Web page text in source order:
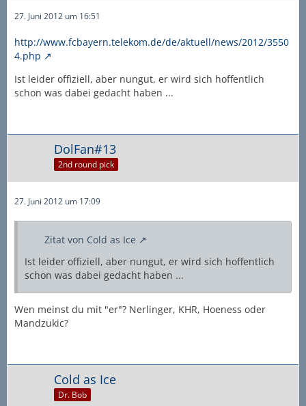
27. Juni 2012 um 16:51
http://www.fcbayern.telekom.de/de/aktuell/news/2012/3550
4.php
Ist leider offiziell, aber nungut, er wird sich hoffentlich
schon was dabei gedacht haben ...
DolFan#13
2nd round pick
27. Juni 2012 um 17:09
Zitat von Cold as Ice
Ist leider offiziell, aber nungut, er wird sich hoffentlich
schon was dabei gedacht haben ...
Wen meinst du mit "er"? Nerlinger, KHR, Hoeness oder
Mandzukic?
Cold as Ice
Dr. Bob